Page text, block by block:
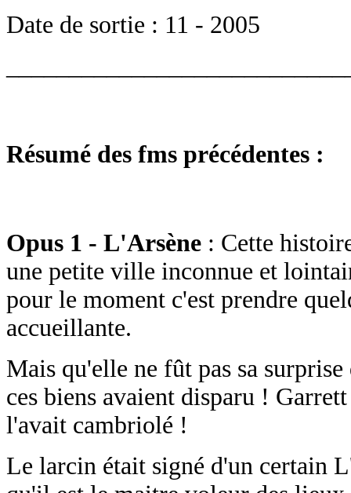
Date de sortie : 11 - 2005
Résumé des fms précédentes :
Opus 1 - L'Arsène : Cette
une petite ville inconnue et
pour le moment c'est prendre
accueillante.
Mais qu'elle ne fût pas sa
ces biens avaient disparu !
l'avait cambriolé !
Le larcin était signé d'un certain